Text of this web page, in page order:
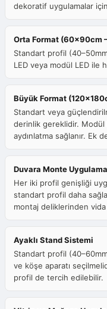
dekoratif uygulamalar
Orta Format (60x90cm
Standart profil
LED veya modül LED ile
Büyük Format
Standart veya
derinlik gereklidir. Modül
aydınlatma sağlanır. Ek
Duvara Monte Uygulama
Her iki profil genişliği
standart profil daha
montaj deliklerinden
Ayaklı Stand Sistemi
Standart profil
ve köşe aparatı
profil de tercih edilebilir.